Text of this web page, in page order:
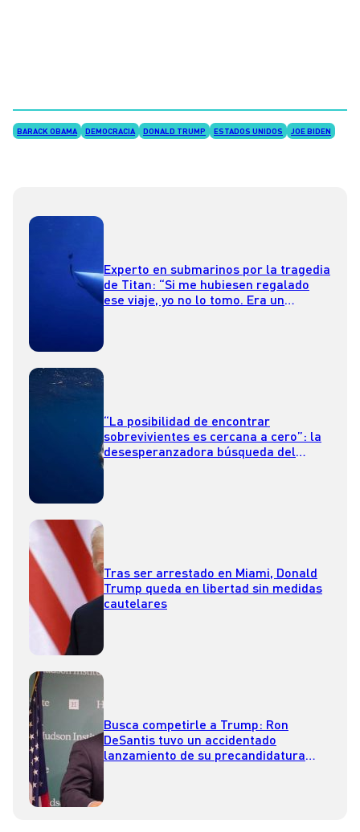
BARACK OBAMA DEMOCRACIA DONALD TRUMP ESTADOS UNIDOS JOE BIDEN
Experto en submarinos por la tragedia
de Titan: “Si me hubiesen regalado
ese viaje, yo no lo tomo. Era un
“La posibilidad de encontrar
sobrevivientes es cercana a cero”: la
desesperanzadora búsqueda del
Tras ser arrestado en Miami, Donald
Trump queda en libertad sin medidas
cautelares
Busca competirle a Trump: Ron
DeSantis tuvo un accidentado
lanzamiento de su precandidatura